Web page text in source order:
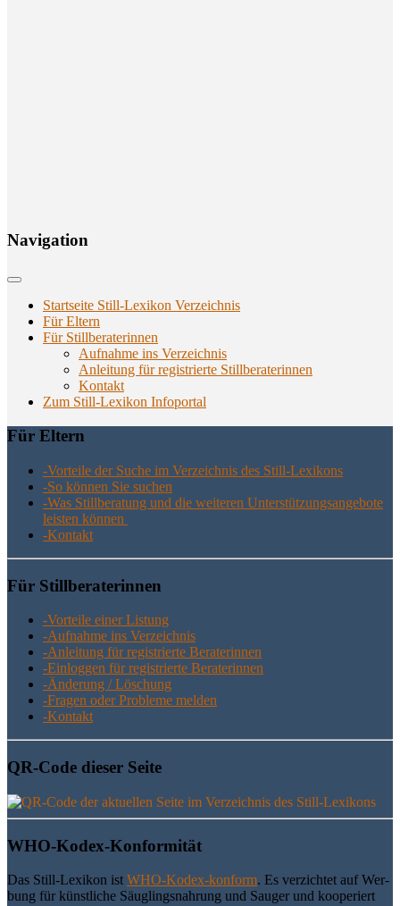
Navi­ga­ti­on
Startseite Still-Lexikon Verzeichnis
Für Eltern
Für Stillberaterinnen
Aufnahme ins Verzeichnis
Anlei­tung für regis­trier­te Stillberaterinnen
Kon­takt
Zum Still-Lexikon Infoportal
Für Eltern
-Vor­tei­le der Suche im Ver­zeich­nis des Still-Lexikons
-So kön­nen Sie suchen
-Was Still­be­ra­tung und die wei­te­ren Unter­stüt­zungs­an­ge­bo­te
leis­ten können
-Kon­takt
Für Still­be­ra­te­rin­nen
-Vor­tei­le einer Listung
-Auf­nah­me ins Verzeichnis
-Anlei­tung für regis­trier­te Beraterinnen
-Ein­log­gen für regis­trier­te Beraterinnen
-Ände­rung / Löschung
-Fra­gen oder Pro­ble­me melden
-Kon­takt
QR-Code die­ser Seite
WHO-Kodex-Kon­for­mi­tät
Das Still-Lexi­kon ist WHO-Kodex-kon­form. Es ver­zich­tet auf Wer­
bung für künst­li­che Säug­lings­nah­rung und Sau­ger und koope­riert